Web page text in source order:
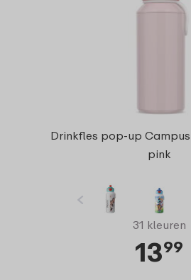
Drinkfles pop-up
pink
31 kleuren
1399